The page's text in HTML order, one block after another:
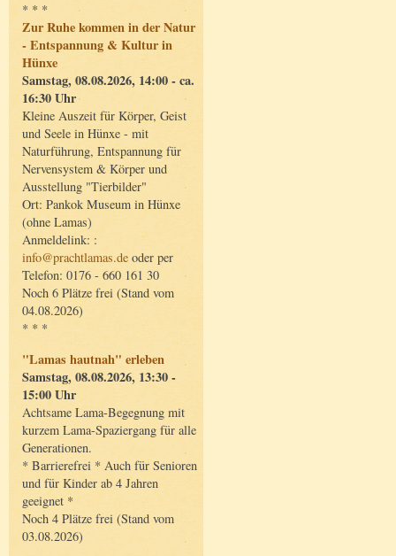
* * *
Zur Ruhe kommen in der Natur
- Entspannung & Kultur in
Hünxe
Samstag, 08.08.2026, 14:00 - ca.
16:30 Uhr
Kleine Auszeit für Körper, Geist
und Seele in Hünxe - mit
Naturführung, Entspannung für
Nervensystem & Körper und
Ausstellung "Tierbilder"
Ort: Pankok Museum in Hünxe
(ohne Lamas)
Anmeldelink: :
info@prachtlamas.de oder per
Telefon: 0176 - 660 161 30
Noch 6 Plätze frei (Stand vom
04.08.2026)
* * *
"Lamas hautnah" erleben
Samstag, 08.08.2026, 13:30 -
15:00 Uhr
Achtsame Lama-Begegnung mit
kurzem Lama-Spaziergang für alle
Generationen.
* Barrierefrei * Auch für Senioren
und für Kinder ab 4 Jahren
geeignet *
Noch 4 Plätze frei (Stand vom
03.08.2026)